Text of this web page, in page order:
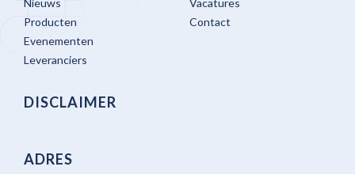
Nieuws
Producten
Evenementen
Leveranciers
Vacatures
Contact
DISCLAIMER
ADRES